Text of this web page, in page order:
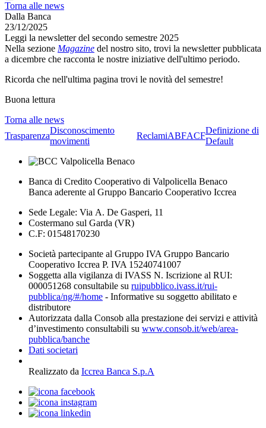
Torna alle news
Dalla Banca
23/12/2025
Leggi la newsletter del secondo semestre 2025
Nella sezione Magazine del nostro sito, trovi la newsletter pubblicata
a dicembre che racconta le nostre iniziative dell'ultimo periodo.
Ricorda che nell'ultima pagina trovi le novità del semestre!
Buona lettura
Torna alle news
Trasparenza
Disconoscimento
movimenti
ReclamiABFACF
Definizione di
Default
Banca di Credito Cooperativo di Valpolicella Benaco
Banca aderente al Gruppo Bancario Cooperativo Iccrea
Sede Legale: Via A. De Gasperi, 11
Costermano sul Garda (VR)
C.F: 01548170230
Società partecipante al Gruppo IVA Gruppo Bancario
Cooperativo Iccrea P. IVA 15240741007
Soggetta alla vigilanza di IVASS N. Iscrizione al RUI:
000051268 consultabile su ruipubblico.ivass.it/rui-
pubblica/ng/#/home - Informative su soggetto abilitato e
distributore
Autorizzata dalla Consob alla prestazione dei servizi e attività
d’investimento consultabili su www.consob.it/web/area-
pubblica/banche
Dati societari
Realizzato da Iccrea Banca S.p.A